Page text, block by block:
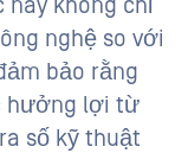
này không chỉ
nghệ so với
bảo rằng
hưởng lợi từ
số kỹ thuật